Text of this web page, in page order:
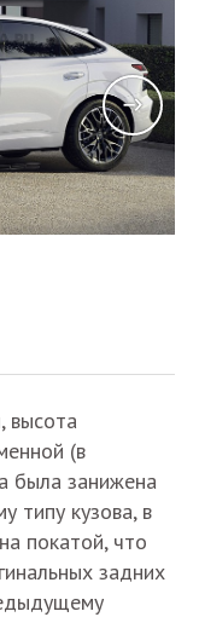
высота
(в
была занижена
типу кузова, в
покатой, что
задних